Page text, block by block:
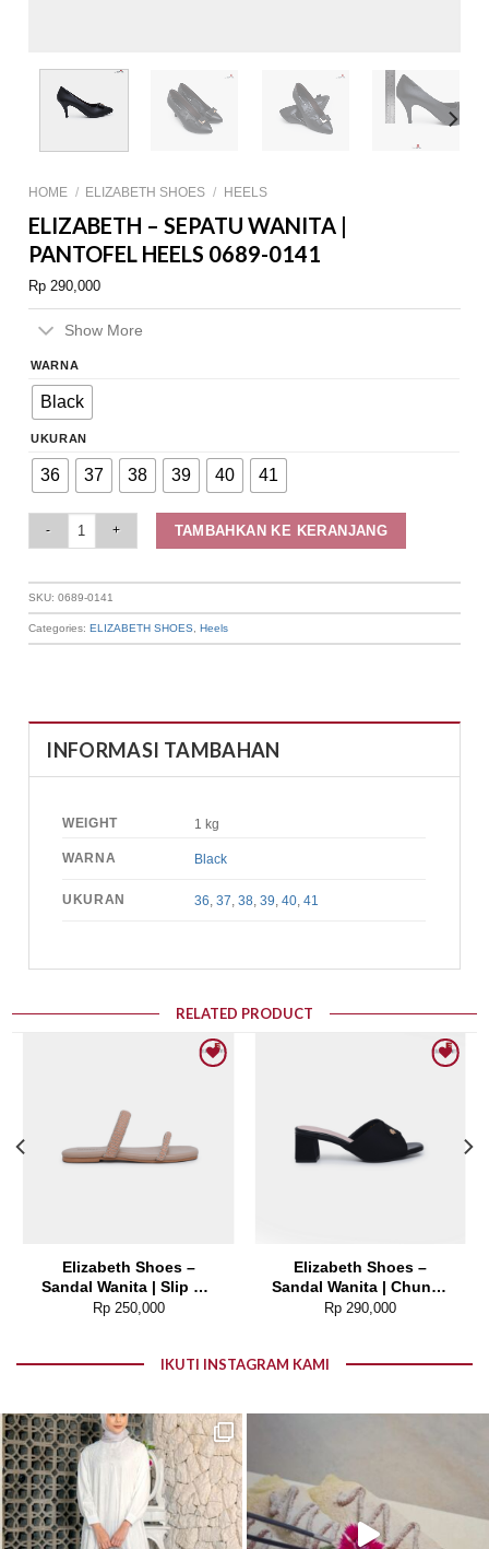
HOME / ELIZABETH SHOES / HEELS
ELIZABETH – SEPATU WANITA |
PANTOFEL HEELS 0689-0141
Rp 290,000
Show More
WARNA
Black
UKURAN
36 37 38 39 40 41
TAMBAHKAN KE KERANJANG
SKU:0689-0141
Categories:ELIZABETH SHOES ,Heels
INFORMASI TAMBAHAN
WEIGHT 1 kg
WARNA Black
UKURAN 36 ,37 ,38 ,39 ,40 ,41
RELATED PRODUCT
Elizabeth Shoes –
Sandal Wanita | Slip On
0678-0241
Rp250,000
Elizabeth Shoes –
Sandal Wanita | Chunky
Heels 0339-0040
Rp 290,000
IKUTI INSTAGRAM KAMI